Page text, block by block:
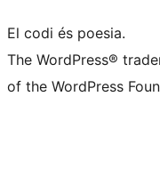
El codi és poesia.
The WordPress®
of the WordPress